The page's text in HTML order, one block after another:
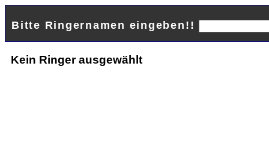
Bitte Ringernamen eingeben!!
Kein Ringer ausgewählt